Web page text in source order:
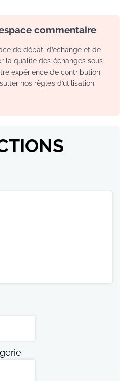
commentaire
de débat, d’échange et de
la qualité des échanges sous
expérience de contribution,
nos règles d’utilisation.